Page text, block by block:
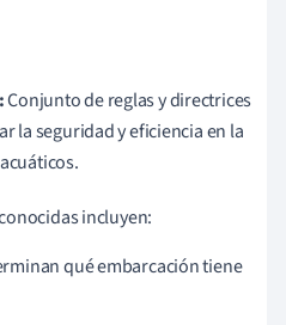
Conjunto de reglas y directrices
la seguridad y eficiencia en la
incluyen:
qué embarcación tiene